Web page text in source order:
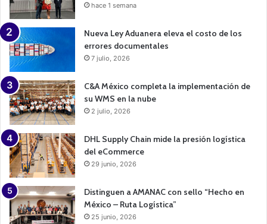
hace 1 semana
Nueva Ley Aduanera eleva el costo de los
errores documentales
7 julio, 2026
C&A México completa la implementación de
su WMS en la nube
2 julio, 2026
DHL Supply Chain mide la presión logística
del eCommerce
29 junio, 2026
Distinguen a AMANAC con sello “Hecho en
México – Ruta Logística”
25 junio, 2026